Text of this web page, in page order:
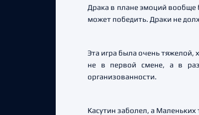
Драка в плане эмоций вообще
может победить. Драки не
Эта игра была очень тяжелой,
не в первой смене, а в
организованности.
Касутин заболел, а